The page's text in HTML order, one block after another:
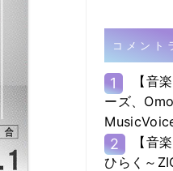
コメント
1
【音
ーズ、
2
【音
ひらく～